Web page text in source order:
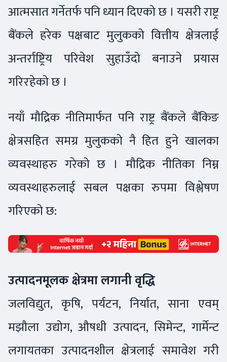
आत्मसात गर्नेतर्फ पनि ध्यान दिएको छ । यसरी राष्ट्र
बैंकले हरेक पक्षबाट मुलुकको वित्तीय क्षेत्रलाई
अन्तर्राष्ट्रिय परिवेश सुहाउँदो बनाउने प्रयास
गरिरहेको छ ।
नयाँ मौद्रिक नीतिमार्फत पनि राष्ट्र बैंकले बैंकिङ
क्षेत्रसहित समग्र मुलुकको नै हित हुने खालका
व्यवस्थाहरु गरेको छ । मौद्रिक नीतिका निम्न
व्यवस्थाहरुलाई सबल पक्षका रुपमा विश्लेषण
गरिएको छ:
उत्पादनमूलक क्षेत्रमा लगानी वृद्धि
जलविद्युत, कृषि, पर्यटन, निर्यात, साना एवम्
मझौला उद्योग, औषधी उत्पादन, सिमेन्ट, गार्मेन्ट
लगायतका उत्पादनशील क्षेत्रलाई समावेश गरी